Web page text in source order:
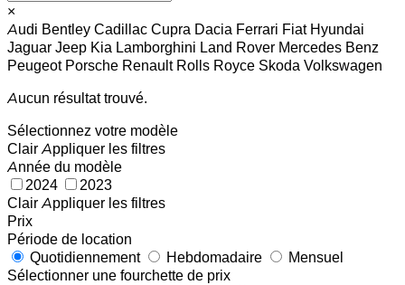
×
Audi Bentley Cadillac Cupra Dacia Ferrari Fiat Hyundai
Jaguar Jeep Kia Lamborghini Land Rover Mercedes Benz
Peugeot Porsche Renault Rolls Royce Skoda Volkswagen
Aucun résultat trouvé.
Sélectionnez votre modèle
Clair Appliquer les filtres
Année du modèle
2024
2023
Clair Appliquer les filtres
Prix
Période de location
Quotidiennement
Hebdomadaire
Mensuel
Sélectionner une fourchette de prix